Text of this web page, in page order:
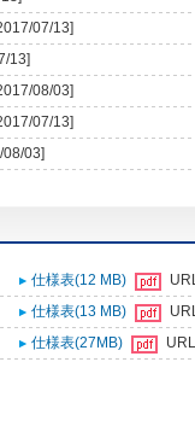
07/13]
13]
08/03]
07/13]
08/03]
仕様表(12 MB)
仕様表(13 MB)
仕様表(27MB) URL